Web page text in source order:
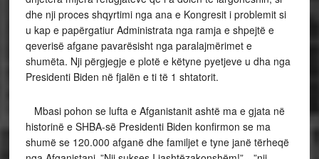
dhe nji proces shqyrtimi nga ana e Kongresit i problemit si
u kap e papërgatiur Administrata nga ramja e shpejtë e
qeverisë afgane pavarësisht nga paralajmërimet e
shumëta. Nji përgjegje e plotë e këtyne pyetjeve u dha nga
Presidenti Biden në fjalën e ti të 1 shtatorit.
Mbasi pohon se lufta e Afganistanit ashtë ma e gjata në
historinë e SHBA-së Presidenti Biden konfirmon se ma
shumë se 120.000 afganë dhe familjet e tyne janë tërheqë